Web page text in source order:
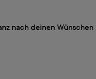
nach deinen Wünschen